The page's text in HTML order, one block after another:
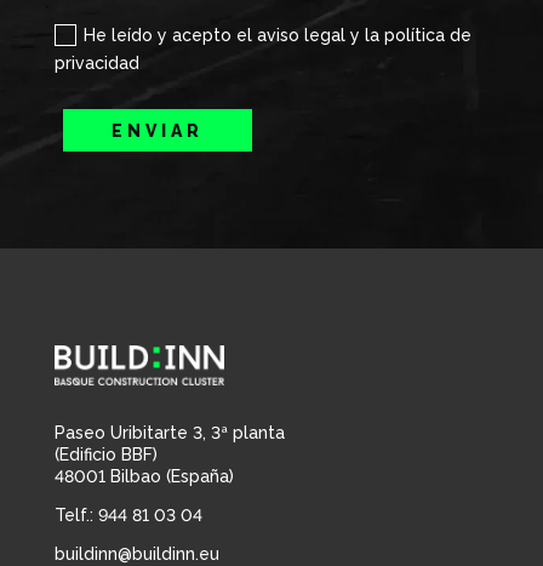
He leído y acepto el aviso legal y la política de
privacidad
ENVIAR
Paseo Uribitarte 3, 3ª planta
(Edificio BBF)
48001 Bilbao (España)
Telf.: 944 81 03 04
buildinn@buildinn.eu